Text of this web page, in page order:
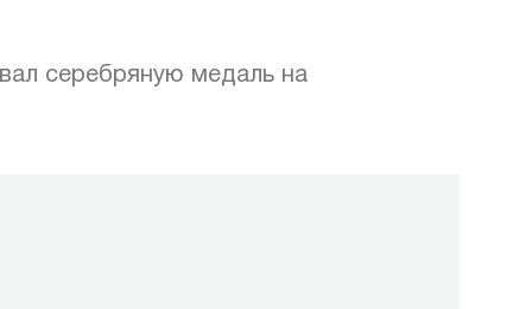
серебряную медаль на